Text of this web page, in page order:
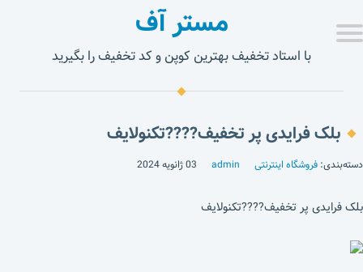
مستر آف
با استاد تخفیف بهترین کوپن و کد تخفیف را بگیرید
بلک فرایدی پر تخفیف????تکنولایف
دسته‌بندی: فروشگاه اینترنتی admin 03 ژانویه 2024
بلک فرایدی پر تخفیف????تکنولایف